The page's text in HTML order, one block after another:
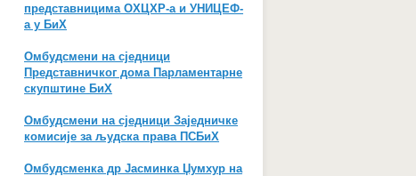
представницима ОХЦХР-а и УНИЦЕФ-
а у БиХ
Омбудсмени на сједници
Представничког дома Парламентарне
скупштине БиХ
Омбудсмени на сједници Заједничке
комисије за људска права ПСБиХ
Омбудсменка др Јасминка Џумхур на